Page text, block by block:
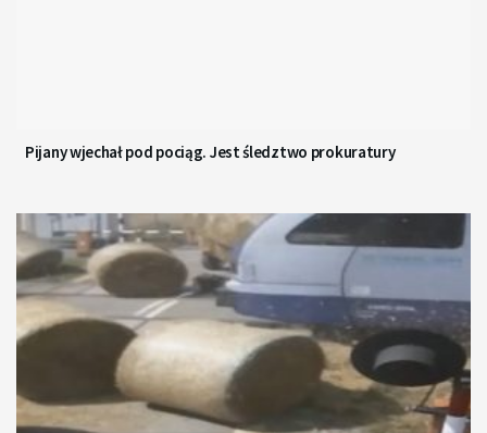
Pijany wjechał pod pociąg. Jest śledztwo prokuratury